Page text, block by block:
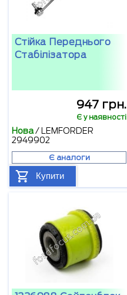
Стійка Переднього
Стабілізатора
947 грн.
Є у наявності
Нова/
LEMFORDER
2949902
Є аналоги
Купити